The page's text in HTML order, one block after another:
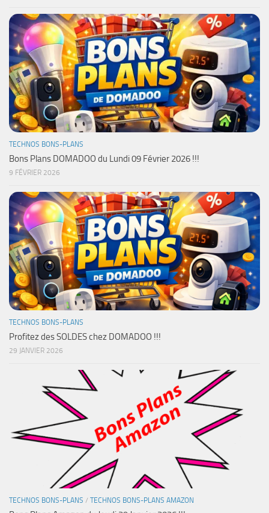
TECHNOS BONS-PLANS
Bons Plans DOMADOO du Lundi 09 Février 2026 !!!
9 FÉVRIER 2026
TECHNOS BONS-PLANS
Profitez des SOLDES chez DOMADOO !!!
29 JANVIER 2026
TECHNOS BONS-PLANS / TECHNOS BONS-PLANS AMAZON